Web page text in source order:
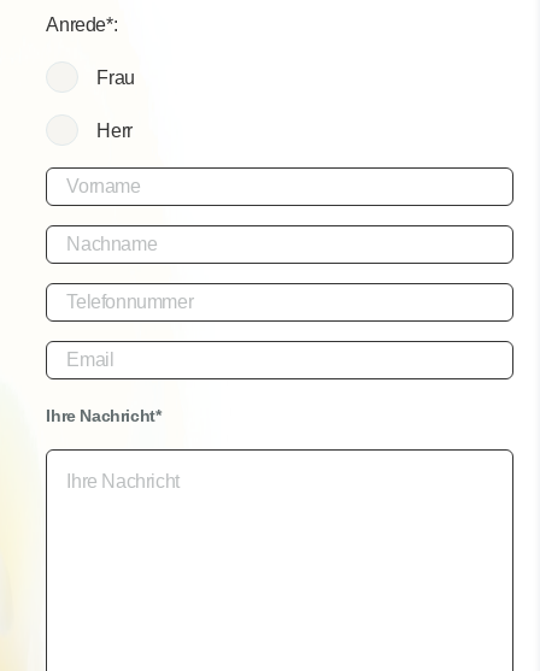
Anrede*:
Frau
Herr
Ihre Nachricht*